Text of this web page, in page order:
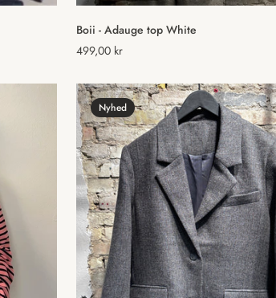
Vælg muligheder
Boii - Adauge top White
Normal
499,00 kr
Nyhed